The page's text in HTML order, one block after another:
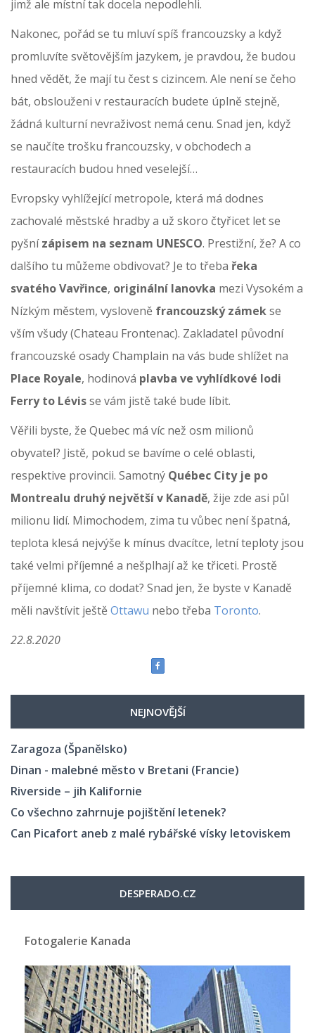
jimž ale místní tak docela nepodlehli.
Nakonec, pořád se tu mluví spíš francouzsky a když
promluvíte světovějším jazykem, je pravdou, že budou
hned vědět, že mají tu čest s cizincem. Ale není se čeho
bát, obslouženi v restauracích budete úplně stejně,
žádná kulturní nevraživost nemá cenu. Snad jen, když
se naučíte trošku francouzsky, v obchodech a
restauracích budou hned veselejší…
Evropsky vyhlížející metropole, která má dodnes
zachovalé městské hradby a už skoro čtyřicet let se
pyšnízápisem na seznam UNESCO. Prestižní, že? A co
dalšího tu můžeme obdivovat? Je to třeba řeka
svatého Vavřince, originální lanovka mezi Vysokém a
Nízkým městem, vysloveně francouzský zámekse
vším všudy (Chateau Frontenac). Zakladatel původní
francouzské osady Champlain na vás bude shlížet na
Place Royale, hodinová plavba ve vyhlídkové lodi
Ferry to Lévisse vám jistě také bude líbit.
Věřili byste, že Quebec má víc než osm milionů
obyvatel? Jistě, pokud se bavíme o celé oblasti,
respektive provincii. Samotný Québec City je po
Montrealu druhý největší v Kanadě, žije zde asi půl
milionu lidí. Mimochodem, zima tu vůbec není špatná,
teplota klesá nejvýše k mínus dvacítce, letní teploty jsou
také velmi příjemné a nešplhají až ke třiceti. Prostě
příjemné klima, co dodat? Snad jen, že byste v Kanadě
měli navštívit ještě Ottawu nebo třeba Toronto.
22.8.2020
NEJNOVĚJŠÍ
Zaragoza (Španělsko)
Dinan - malebné město v Bretani (Francie)
Riverside – jih Kalifornie
Co všechno zahrnuje pojištění letenek?
Can Picafort aneb z malé rybářské vísky letoviskem
DESPERADO.CZ
Fotogalerie Kanada